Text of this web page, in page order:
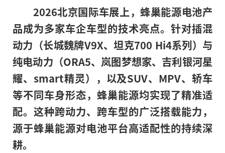
2026北京国际车展上，蜂巢能源电池产
品成为多家车企车型的技术亮点。针对插混
动力（长城魏牌V9X、坦克700 Hi4系列）与
纯电动力（ORA5、岚图梦想家、吉利银河星
耀、smart精灵），以及SUV、MPV、轿车
等不同车身形态，蜂巢能源均实现了精准适
配。这种跨动力、跨车型的广泛搭载能力，
源于蜂巢能源对电池平台高适配性的持续深
耕。